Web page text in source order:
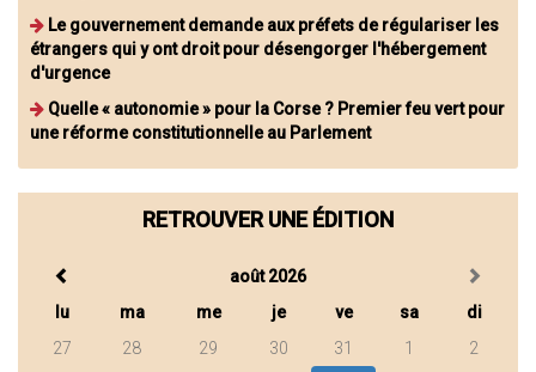
Le gouvernement demande aux préfets de régulariser les
étrangers qui y ont droit pour désengorger l'hébergement
d'urgence
Quelle « autonomie » pour la Corse ? Premier feu vert pour
une réforme constitutionnelle au Parlement
RETROUVER UNE ÉDITION
août 2026
lu
ma me je ve sa
di
27
28 29 30 31 1
2